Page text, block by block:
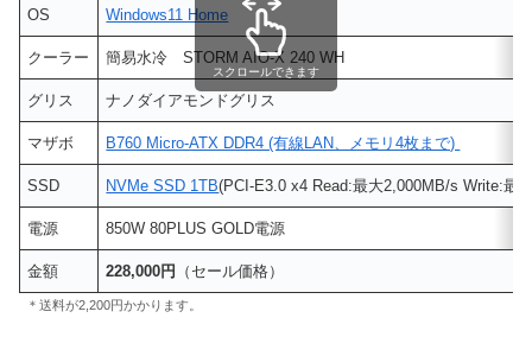
OS Windows11 Home
クーラー 簡易水冷 STORM AIO-X 240 WH
グリス ナノダイアモンドグリス
マザボ B760 Micro-ATX DDR4 (有線LAN、メモリ4枚まで)
SSD NVMe SSD 1TB(PCI-E3.0 x4 Read:最大2,000MB/s Write:最
電源 850W 80PLUS GOLD電源
金額 228,000円 （セール価格）
スクロールできます
＊送料が2,200円かかります。